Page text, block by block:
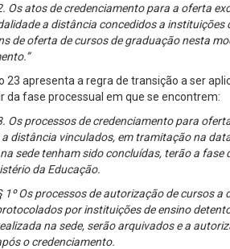
Os atos de credenciamento para a oferta
a distância concedidos a
de oferta de cursos de graduação nesta
23 apresenta a regra de transição a ser
da fase processual em que se encontrem:
Os processos de credenciamento para
distância vinculados, em tramitação na
sede tenham sido concluídas, terão a
da Educação.
1º Os processos de autorização de cursos
por instituições de ensino
na sede, serão arquivados e a
o credenciamento.